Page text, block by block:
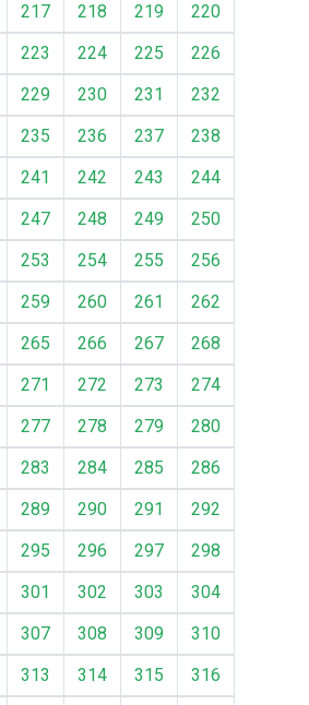
217 218 219
220
223 224 225
226
229 230 231
232
235 236 237
238
241 242 243
244
247 248 249
250
253 254 255
256
259 260 261
262
265 266 267
268
271 272 273
274
277 278 279
280
283 284 285
286
289 290 291
292
295 296 297
298
301 302 303
304
307 308 309
310
313 314 315
316